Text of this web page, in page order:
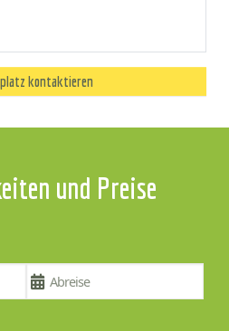
kontaktieren
und Preise